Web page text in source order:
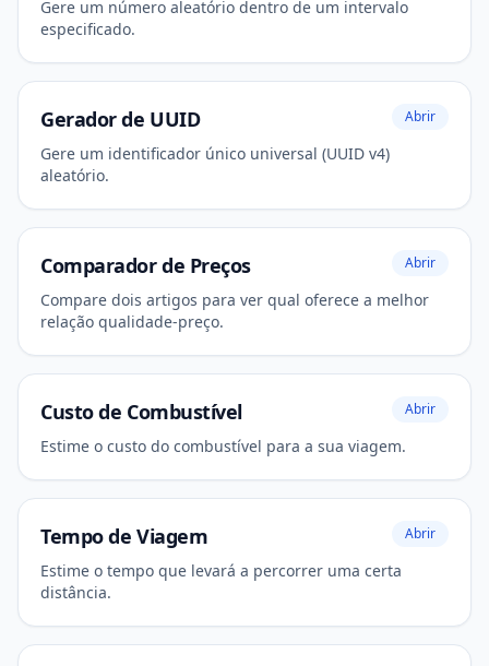
Gere um número aleatório dentro de um intervalo
especificado.
Gerador de UUID Abrir
Gere um identificador único universal (UUID v4)
aleatório.
Comparador de Preços Abrir
Compare dois artigos para ver qual oferece a melhor
relação qualidade-preço.
Custo de Combustível Abrir
Estime o custo do combustível para a sua viagem.
Tempo de Viagem Abrir
Estime o tempo que levará a percorrer uma certa
distância.